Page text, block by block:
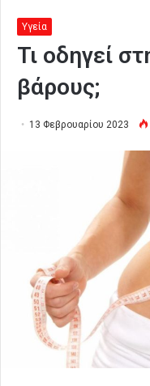
Υγεία
Τι οδηγεί
βάρους;
13 Φεβρουαρίου 2023